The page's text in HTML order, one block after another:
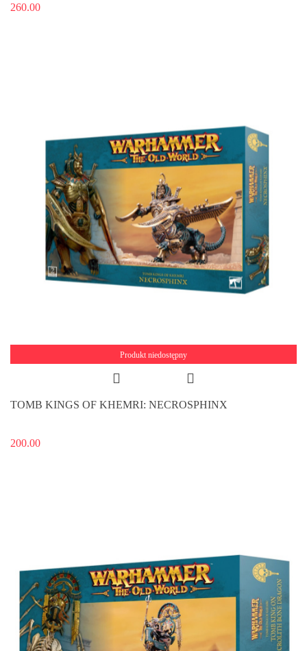
260.00
Produkt niedostępny
TOMB KINGS OF KHEMRI: NECROSPHINX
200.00